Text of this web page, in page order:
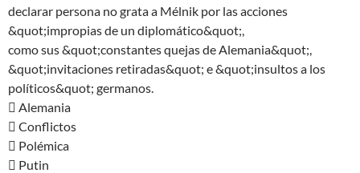
declarar persona no grata a Mélnik por las acciones
&quot;impropias de un diplomático&quot;,
como sus &quot;constantes quejas de Alemania&quot;,
&quot;invitaciones retiradas&quot; e &quot;insultos a los
políticos&quot; germanos.
 Alemania
 Conflictos
 Polémica
 Putin